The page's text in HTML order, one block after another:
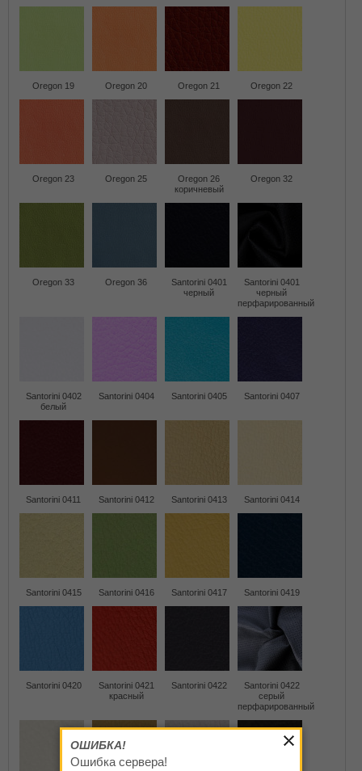
Oregon 19 Oregon 20 Oregon 21 Oregon 22
Oregon 23 Oregon 25
Oregon 26
коричневый
Oregon 32
Oregon 33 Oregon 36
Santorini 0401
черный
Santorini 0401
черный
перфарированный
Santorini 0402
белый
Santorini 0404 Santorini 0405 Santorini 0407
Santorini 0411 Santorini 0412 Santorini 0413 Santorini 0414
Santorini 0415 Santorini 0416 Santorini 0417 Santorini 0419
Santorini 0420
Santorini 0421
красный
Santorini 0422
Santorini 0422
серый
перфарированный
ОШИБКА!
Ошибка сервера!